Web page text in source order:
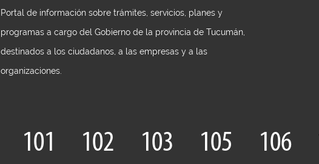
Portal de información sobre trámites, servicios, planes y
programas a cargo del Gobierno de la provincia de Tucumán,
destinados a los ciudadanos, a las empresas y a las
organizaciones.
101 102 103 105 106